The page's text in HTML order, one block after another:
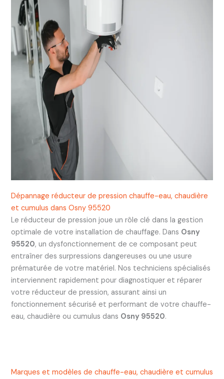
Dépannage réducteur de pression chauffe-eau, chaudière
et cumulus dans Osny 95520
Le réducteur de pression joue un rôle clé dans la gestion
optimale de votre installation de chauffage. Dans Osny
95520, un dysfonctionnement de ce composant peut
entraîner des surpressions dangereuses ou une usure
prématurée de votre matériel. Nos techniciens spécialisés
interviennent rapidement pour diagnostiquer et réparer
votre réducteur de pression, assurant ainsi un
fonctionnement sécurisé et performant de votre chauffe-
eau, chaudière ou cumulus dans Osny 95520.
Marques et modèles de chauffe-eau, chaudière et cumulus